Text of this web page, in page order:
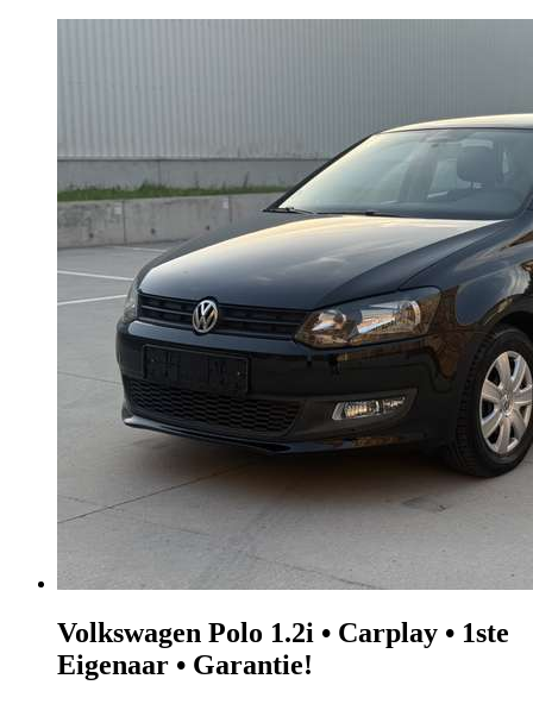
Volkswagen Polo 1.2i • Carplay • 1ste
Eigenaar • Garantie!